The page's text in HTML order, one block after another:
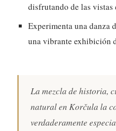
disfrutando de las
Experimenta una danza
una vibrante exhibición
La mezcla de historia,
natural en Korčula la
verdaderamente